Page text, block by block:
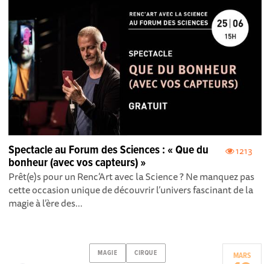
1213
Spectacle au Forum des Sciences : « Que du
bonheur (avec vos capteurs) »
Prêt(e)s pour un Renc’Art avec la Science ? Ne manquez pas
cette occasion unique de découvrir l’univers fascinant de la
magie à l’ère des...
MAGIE CIRQUE MARS